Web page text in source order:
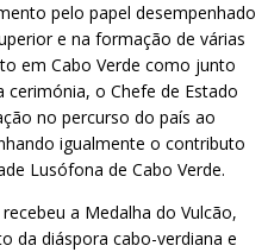
pelo papel desempenhado
e na formação de várias
em Cabo Verde como junto
o Chefe de Estado
no percurso do país ao
igualmente o contributo
Lusófona de Cabo Verde.
a Medalha do Vulcão,
da diáspora cabo-verdiana e